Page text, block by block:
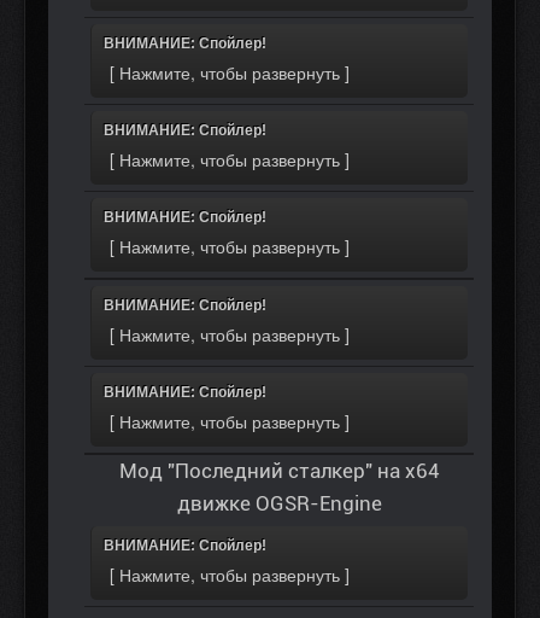
ВНИМАНИЕ: Спойлер!
ВНИМАНИЕ: Спойлер!
ВНИМАНИЕ: Спойлер!
ВНИМАНИЕ: Спойлер!
ВНИМАНИЕ: Спойлер!
Мод "Последний сталкер" на х64
движке OGSR-Engine
ВНИМАНИЕ: Спойлер!